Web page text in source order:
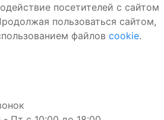
посетителей с сайтом
пользоваться сайтом,
файлов cookie.